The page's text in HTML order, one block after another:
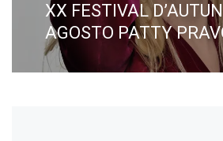
Next
post:
XX FESTIVAL
AGOSTO PATTY